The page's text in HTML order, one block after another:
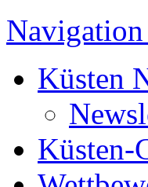
Küsten
Küsten-